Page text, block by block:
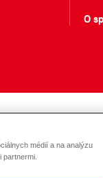
O
médií a na analýzu